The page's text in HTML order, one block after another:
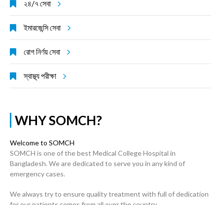
২৪/৭ সেবা
ইমারজেন্সি সেবা
রোগ নির্ণয় সেবা
স্বাস্থ্য পরীক্ষা
WHY SOMCH?
Welcome to SOMCH
SOMCH is one of the best Medical College Hospital in
Bangladesh. We are dedicated to serve you in any kind of
emergency cases.
We always try to ensure quality treatment with full of dedication